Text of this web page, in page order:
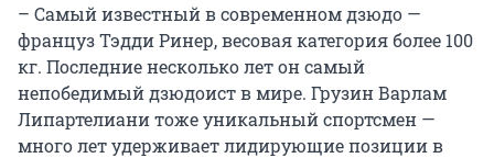
– Самый известный в современном дзюдо —
француз Тэдди Ринер, весовая категория более 100
кг. Последние несколько лет он самый
непобедимый дзюдоист в мире. Грузин Варлам
Липартелиани тоже уникальный спортсмен —
много лет удерживает лидирующие позиции в